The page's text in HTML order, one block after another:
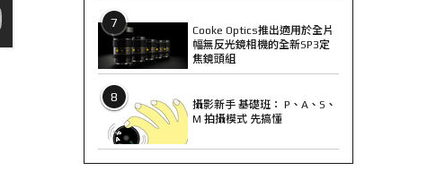
7
Cooke Optics推出適用於全片
幅無反光鏡相機的全新SP3定
焦鏡頭組
8
攝影新手 基礎班： P、A、S、
M 拍攝模式 先搞懂